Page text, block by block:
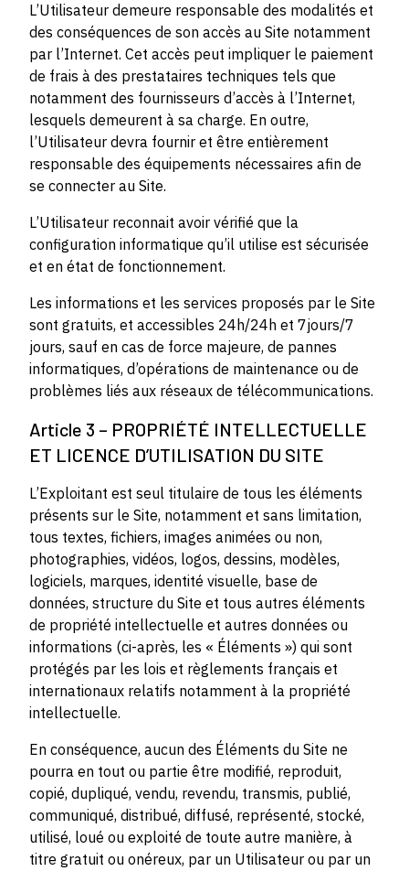
L’Utilisateur demeure responsable des modalités et
des conséquences de son accès au Site notamment
par l’Internet. Cet accès peut impliquer le paiement
de frais à des prestataires techniques tels que
notamment des fournisseurs d’accès à l’Internet,
lesquels demeurent à sa charge. En outre,
l’Utilisateur devra fournir et être entièrement
responsable des équipements nécessaires afin de
se connecter au Site.
L’Utilisateur reconnait avoir vérifié que la
configuration informatique qu’il utilise est sécurisée
et en état de fonctionnement.
Les informations et les services proposés par le Site
sont gratuits, et accessibles 24h/24h et 7jours/7
jours, sauf en cas de force majeure, de pannes
informatiques, d’opérations de maintenance ou de
problèmes liés aux réseaux de télécommunications.
Article 3 – PROPRIÉTÉ INTELLECTUELLE
ET LICENCE D’UTILISATION DU SITE
L’Exploitant est seul titulaire de tous les éléments
présents sur le Site, notamment et sans limitation,
tous textes, fichiers, images animées ou non,
photographies, vidéos, logos, dessins, modèles,
logiciels, marques, identité visuelle, base de
données, structure du Site et tous autres éléments
de propriété intellectuelle et autres données ou
informations (ci-après, les « Éléments ») qui sont
protégés par les lois et règlements français et
internationaux relatifs notamment à la propriété
intellectuelle.
En conséquence, aucun des Éléments du Site ne
pourra en tout ou partie être modifié, reproduit,
copié, dupliqué, vendu, revendu, transmis, publié,
communiqué, distribué, diffusé, représenté, stocké,
utilisé, loué ou exploité de toute autre manière, à
titre gratuit ou onéreux, par un Utilisateur ou par un